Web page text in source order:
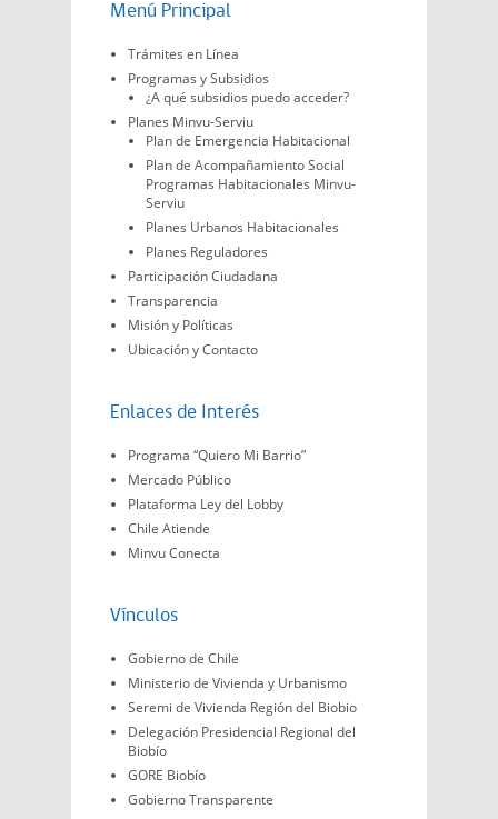
Menú Principal
Trámites en Línea
Programas y Subsidios
¿A qué subsidios puedo acceder?
Planes Minvu-Serviu
Plan de Emergencia Habitacional
Plan de Acompañamiento Social
Programas Habitacionales Minvu-
Serviu
Planes Urbanos Habitacionales
Planes Reguladores
Participación Ciudadana
Transparencia
Misión y Políticas
Ubicación y Contacto
Enlaces de Interés
Programa “Quiero Mi Barrio”
Mercado Público
Plataforma Ley del Lobby
Chile Atiende
Minvu Conecta
Vínculos
Gobierno de Chile
Ministerio de Vivienda y Urbanismo
Seremi de Vivienda Región del Biobio
Delegación Presidencial Regional del
Biobío
GORE Biobío
Gobierno Transparente